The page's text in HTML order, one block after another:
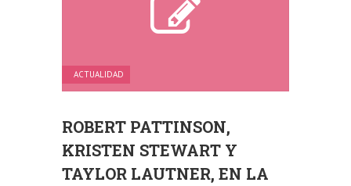
ACTUALIDAD
ROBERT PATTINSON,
KRISTEN STEWART Y
TAYLOR LAUTNER, EN LA